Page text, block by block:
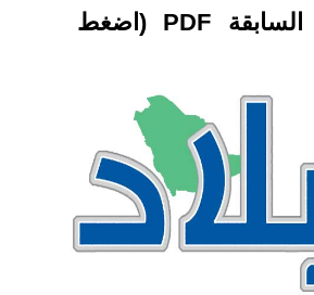
الاصدارات السابقة PDF (اضغط